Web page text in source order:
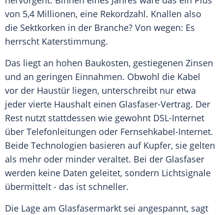
von 5,4 Millionen, eine Rekordzahl. Knallen also
die Sektkorken in der Branche? Von wegen: Es
herrscht Katerstimmung.
Das liegt an hohen Baukosten, gestiegenen Zinsen
und an geringen Einnahmen. Obwohl die Kabel
vor der Haustür liegen, unterschreibt nur etwa
jeder vierte Haushalt einen Glasfaser-Vertrag. Der
Rest nutzt stattdessen wie gewohnt DSL-Internet
über Telefonleitungen oder Fernsehkabel-Internet.
Beide Technologien basieren auf Kupfer, sie gelten
als mehr oder minder veraltet. Bei der Glasfaser
werden keine Daten geleitet, sondern Lichtsignale
übermittelt - das ist schneller.
Die Lage am Glasfasermarkt sei angespannt, sagt